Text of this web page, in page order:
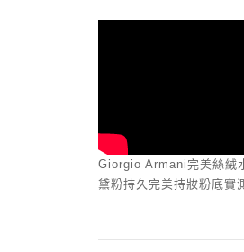
Giorgio Armani完美絲絨
黛粉持久完美持妝粉底實